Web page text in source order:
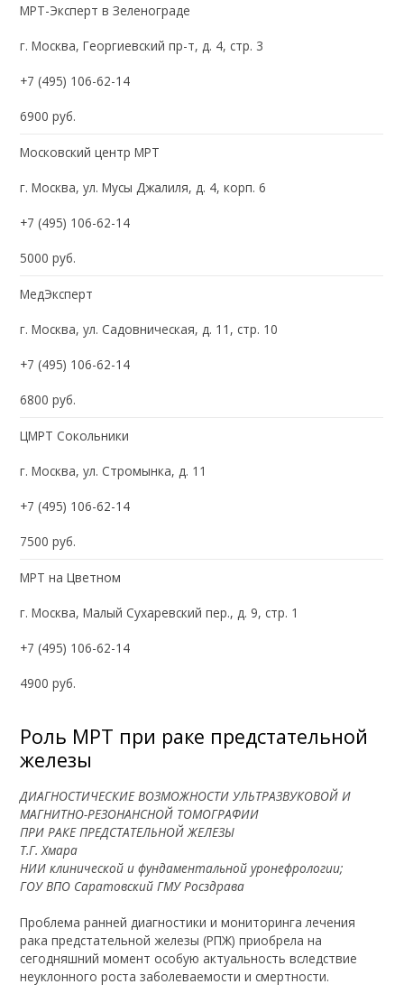
МРТ-Эксперт в Зеленограде
г. Москва, Георгиевский пр-т, д. 4, стр. 3
+7 (495) 106-62-14
6900 руб.
Московский центр МРТ
г. Москва, ул. Мусы Джалиля, д. 4, корп. 6
+7 (495) 106-62-14
5000 руб.
МедЭксперт
г. Москва, ул. Садовническая, д. 11, стр. 10
+7 (495) 106-62-14
6800 руб.
ЦМРТ Сокольники
г. Москва, ул. Стромынка, д. 11
+7 (495) 106-62-14
7500 руб.
МРТ на Цветном
г. Москва, Малый Сухаревский пер., д. 9, стр. 1
+7 (495) 106-62-14
4900 руб.
Роль МРТ при раке предстательной
железы
ДИАГНОСТИЧЕСКИЕ ВОЗМОЖНОСТИ УЛЬТРАЗВУКОВОЙ И
МАГНИТНО-РЕЗОНАНСНОЙ ТОМОГРАФИИ
ПРИ РАКЕ ПРЕДСТАТЕЛЬНОЙ ЖЕЛЕЗЫ
Т.Г. Хмара
НИИ клинической и фундаментальной уронефрологии;
ГОУ ВПО Саратовский ГМУ Росздрава
Проблема ранней диагностики и мониторинга лечения
рака предстательной железы (РПЖ) приобрела на
сегодняшний момент особую актуальность вследствие
неуклонного роста заболеваемости и смертности.